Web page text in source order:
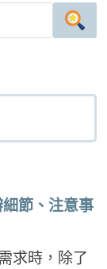
節、注意事
求時，除了